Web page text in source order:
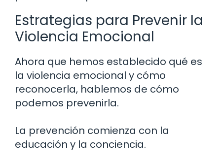
Estrategias para Prevenir la
Violencia Emocional
Ahora que hemos establecido qué es
la violencia emocional y cómo
reconocerla, hablemos de cómo
podemos prevenirla.
La prevención comienza con la
educación y la conciencia.